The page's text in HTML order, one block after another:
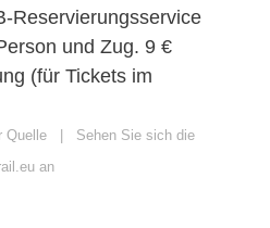
Reservierungsservice
und Zug. 9 €
(für Tickets im
Quelle | Sehen Sie sich die
an